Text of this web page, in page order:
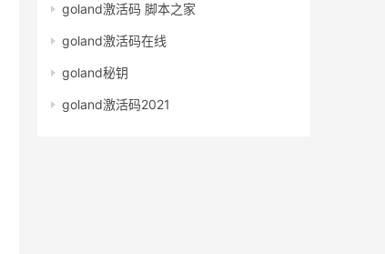
goland激活码 脚本之家
goland激活码在线
goland秘钥
goland激活码2021